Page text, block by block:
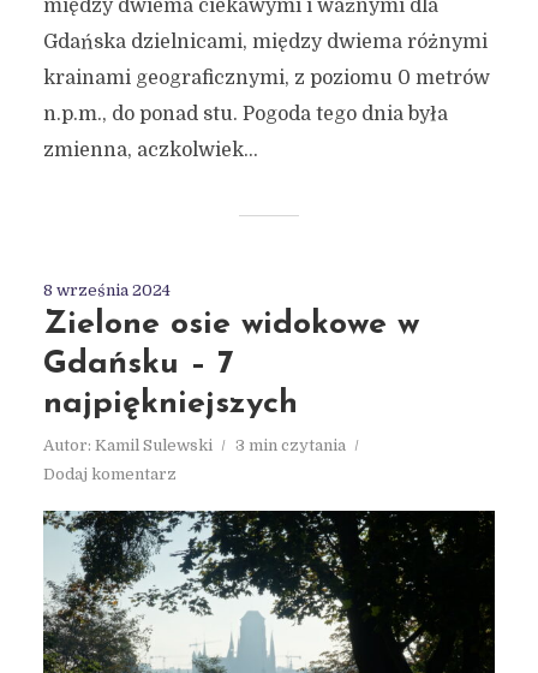
między dwiema ciekawymi i ważnymi dla
Gdańska dzielnicami, między dwiema różnymi
krainami geograficznymi, z poziomu 0 metrów
n.p.m., do ponad stu. Pogoda tego dnia była
zmienna, aczkolwiek...
8 września 2024
Zielone osie widokowe w
Gdańsku – 7
najpiękniejszych
Autor: Kamil Sulewski
3 min czytania
Dodaj komentarz